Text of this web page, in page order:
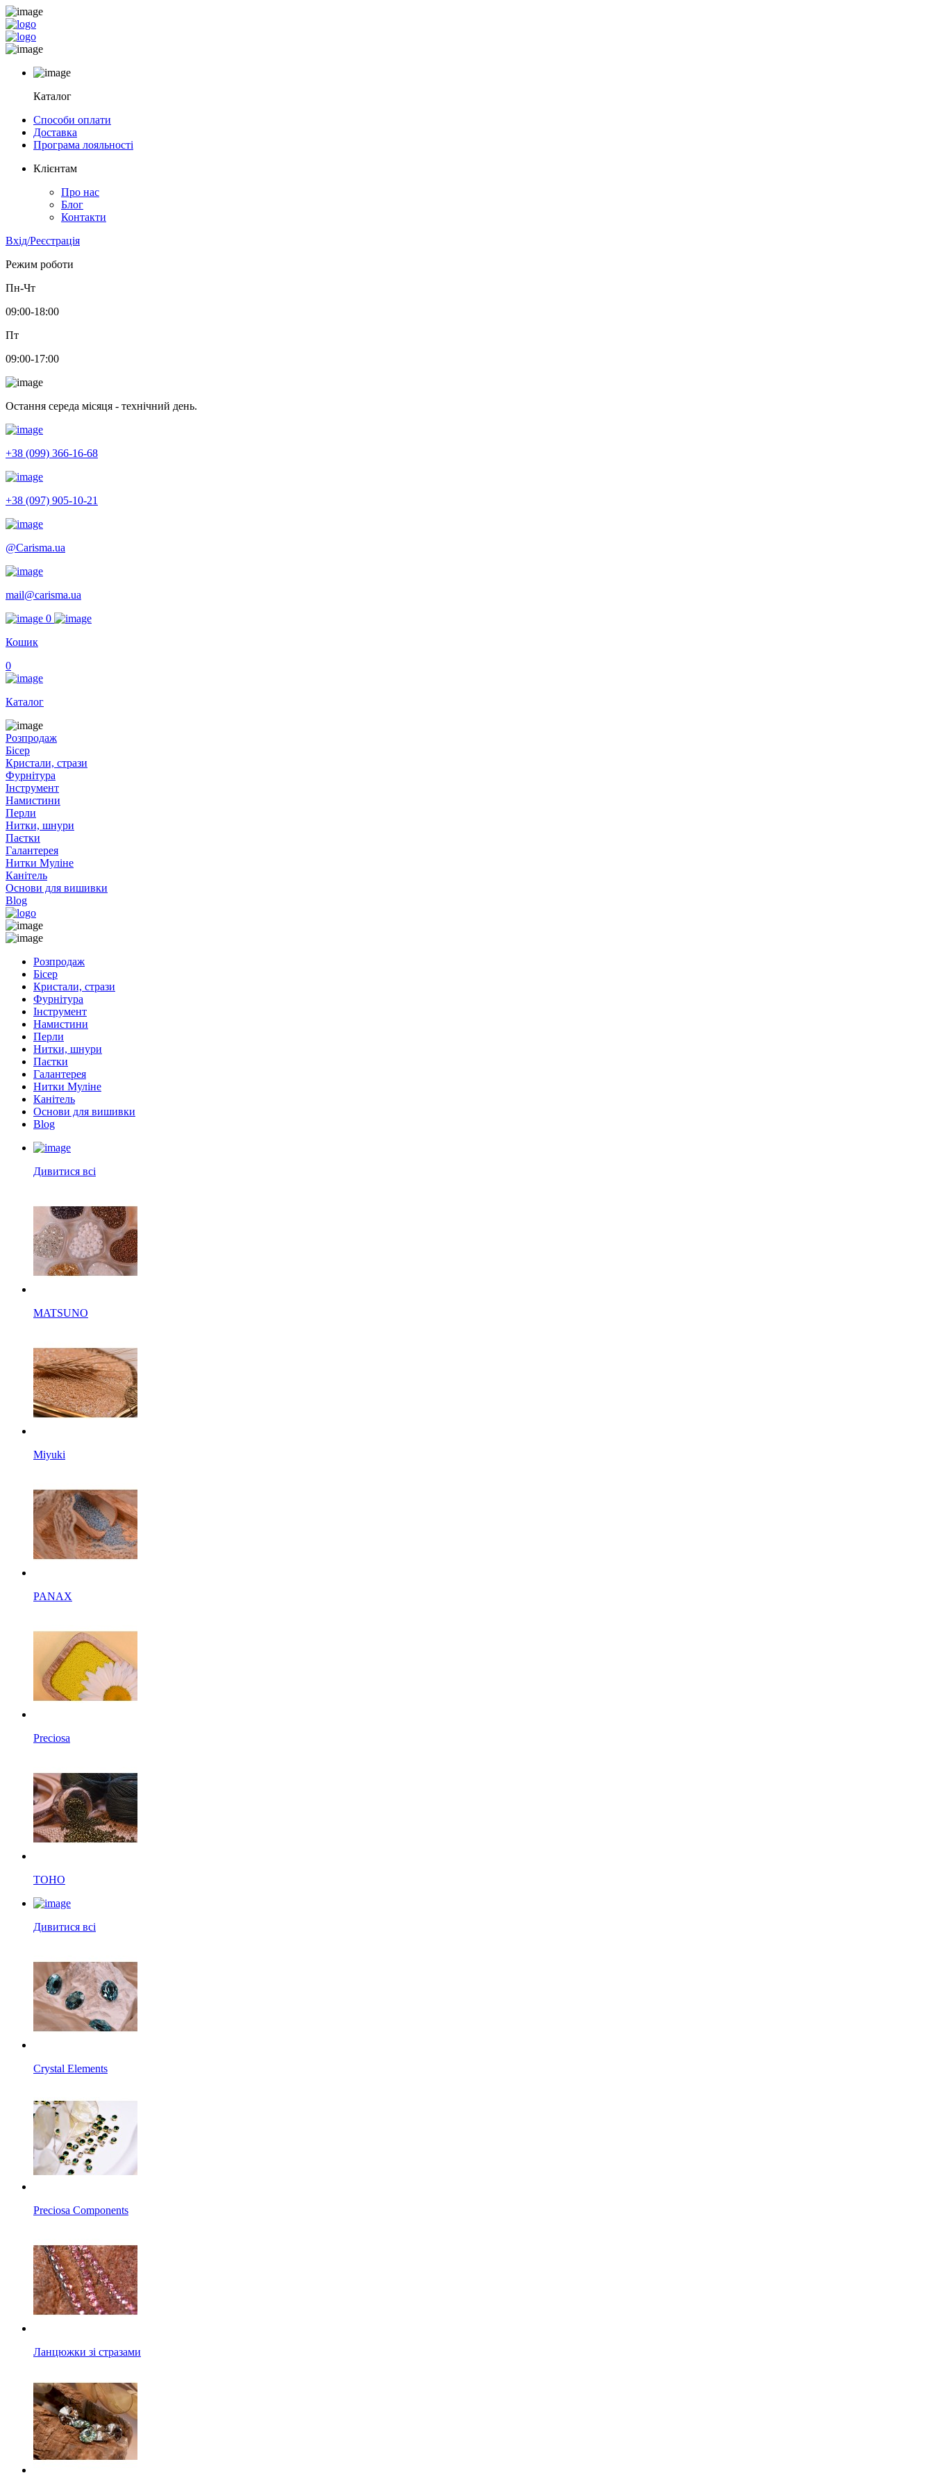
Каталог
Способи оплати
Доставка
Програма лояльності
Клієнтам
Про нас
Блог
Контакти
Вхід/Реєстрація
Режим роботи
Пн-Чт
09:00-18:00
Пт
09:00-17:00
Остання середа місяця - технічний день.
+38 (099) 366-16-68
+38 (097) 905-10-21
@Carisma.ua
mail@carisma.ua
0
Кошик
0
Каталог
Розпродаж
Бісер
Кристали, стрази
Фурнітура
Інструмент
Намистини
Перли
Нитки, шнури
Паєтки
Галантерея
Нитки Муліне
Канітель
Основи для вишивки
Blog
Розпродаж
Бісер
Кристали, стрази
Фурнітура
Інструмент
Намистини
Перли
Нитки, шнури
Паєтки
Галантерея
Нитки Муліне
Канітель
Основи для вишивки
Blog
Дивитися всі
MATSUNO
Miyuki
PANAX
Preciosa
TOHO
Дивитися всі
Crystal Elements
Preciosa Components
Ланцюжки зі стразами